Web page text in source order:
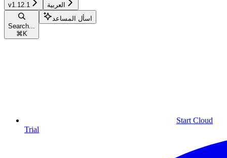
v1.12.1 العربية
Search...
⌘ K
اسأل المساعد
Start Cloud
Trial